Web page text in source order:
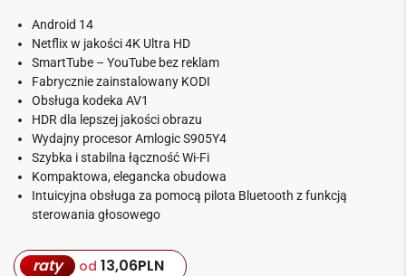
Android 14
Netflix w jakości 4K Ultra HD
SmartTube – YouTube bez reklam
Fabrycznie zainstalowany KODI
Obsługa kodeka AV1
HDR dla lepszej jakości obrazu
Wydajny procesor Amlogic S905Y4
Szybka i stabilna łączność Wi-Fi
Kompaktowa, elegancka obudowa
Intuicyjna obsługa za pomocą pilota Bluetooth z funkcją
sterowania głosowego
raty od 13,06PLN